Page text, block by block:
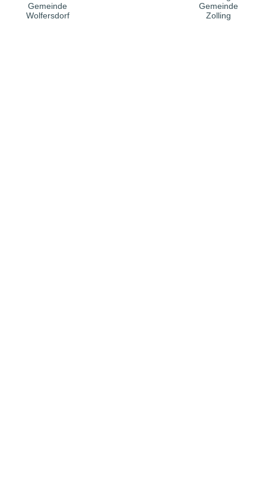
Gemeinde
Wolfersdorf
Gemeinde
Zolling